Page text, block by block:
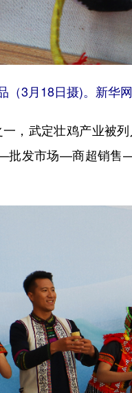
（3月18日摄)。新华
武定壮鸡产业被列
发市场—商超销售